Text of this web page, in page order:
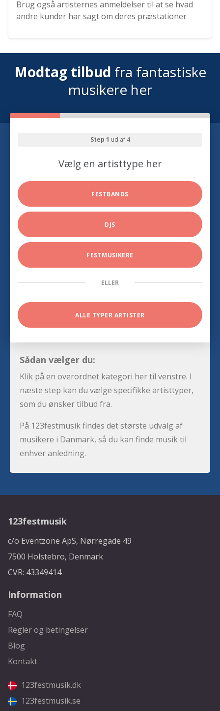
Brug også artisternes anmeldelser til at se hvad
andre kunder har sagt om deres præstationer
Modtag tilbud fra fantastiske
musikere her
Step 1 ud af 4
Vælg en artisttype her
FESTBANDS
DJS
FESTMUSIKERE
ELLER
ALLE TYPER ARTISTER
Sådan vælger du:
Klik på en overordnet kategori her til venstre. I
næste step kan du vælge specifikke artisttyper,
som du ønsker tilbud fra.
På 123festmusik findes det største udvalg af
musikere i Danmark, så du kan finde musik til
enhver anledning.
123festmusik
c/o Eventzone ApS, Nørregade 49
7500 Holstebro, Denmark
CVR: 43349414
Information
FAQ
Regler og betingelser
Blog
Kontakt
123festmusik.dk
123festmusik.se